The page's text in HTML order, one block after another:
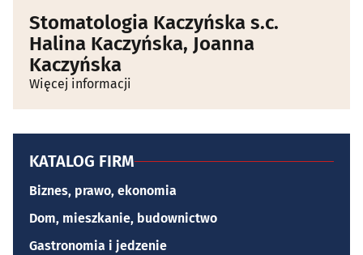
Stomatologia Kaczyńska s.c.
Halina Kaczyńska, Joanna
Kaczyńska
Więcej informacji
KATALOG FIRM
Biznes, prawo, ekonomia
Dom, mieszkanie, budownictwo
Gastronomia i jedzenie